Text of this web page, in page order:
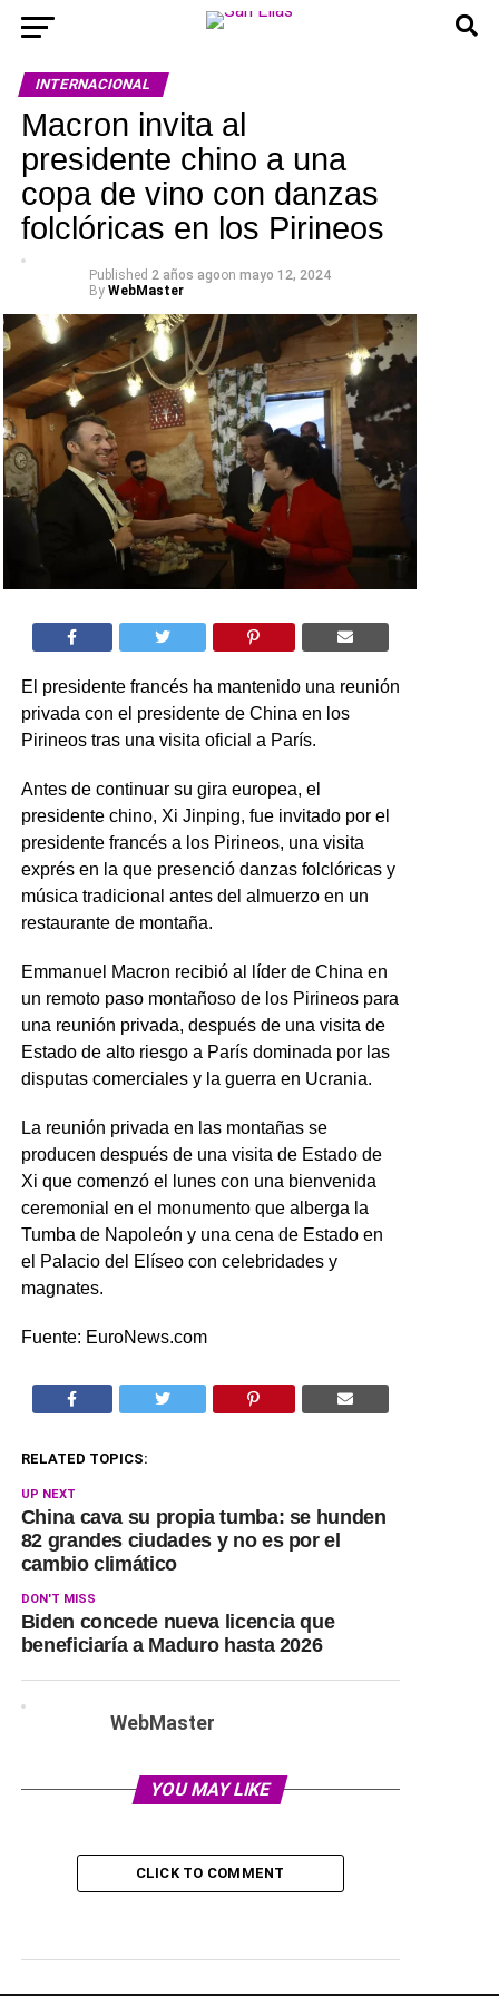
INTERNACIONAL
Macron invita al
presidente chino a una
copa de vino con danzas
folclóricas en los Pirineos
Published 2 años agoon mayo 12, 2024
By WebMaster
El presidente francés ha mantenido una reunión
privada con el presidente de China en los
Pirineos tras una visita oficial a París.
Antes de continuar su gira europea, el
presidente chino, Xi Jinping, fue invitado por el
presidente francés a los Pirineos, una visita
exprés en la que presenció danzas folclóricas y
música tradicional antes del almuerzo en un
restaurante de montaña.
Emmanuel Macron recibió al líder de China en
un remoto paso montañoso de los Pirineos para
una reunión privada, después de una visita de
Estado de alto riesgo a París dominada por las
disputas comerciales y la guerra en Ucrania.
La reunión privada en las montañas se
producen después de una visita de Estado de
Xi que comenzó el lunes con una bienvenida
ceremonial en el monumento que alberga la
Tumba de Napoleón y una cena de Estado en
el Palacio del Elíseo con celebridades y
magnates.
Fuente: EuroNews.com
RELATED TOPICS:
UP NEXT
China cava su propia tumba: se hunden
82 grandes ciudades y no es por el
cambio climático
DON'T MISS
Biden concede nueva licencia que
beneficiaría a Maduro hasta 2026
WebMaster
YOU MAY LIKE
CLICK TO COMMENT